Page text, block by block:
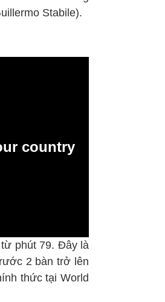
Stabile).
phút 79. Đây là
2 bàn trở lên
thức tại World